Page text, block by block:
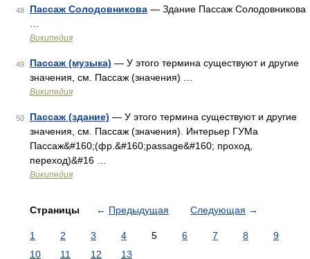
48 Пассаж Солодовникова — Здание Пассаж Солодовникова
Википедия
49 Пассаж (музыка) — У этого термина существуют и другие
значения, см. Пассаж (значения) …
Википедия
50 Пассаж (здание) — У этого термина существуют и другие
значения, см. Пассаж (значения). Интерьер ГУМа
Пассаж&#160;(фр.&#160;passage&#160; проход,
переход)&#16 …
Википедия
Страницы ← Предыдущая Следующая →
1 2 3 4 5 6 7 8
9
10
11 12 13